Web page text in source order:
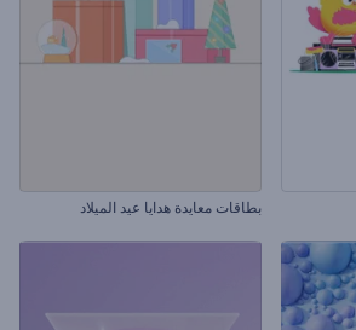
بطاقات معايدة هدايا عيد الميلاد